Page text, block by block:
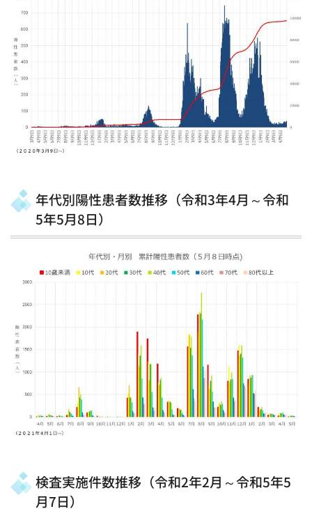
年代別陽性患者数推移（令和3年4月～令和
5年5月8日）
検査実施件数推移（令和2年2月～令和5年5
月7日）